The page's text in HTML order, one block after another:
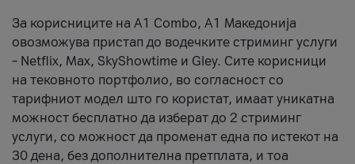
За корисниците на A1 Combo, А1 Македонија
овозможува пристап до водечките стриминг услуги
– Netflix, Max, SkyShowtime и Gley. Сите корисници
на тековното портфолио, во согласност со
тарифниот модел што го користат, имаат уникатна
можност бесплатно да изберат до 2 стриминг
услуги, со можност да променат една по истекот на
30 дена, без дополнителна претплата, и тоа